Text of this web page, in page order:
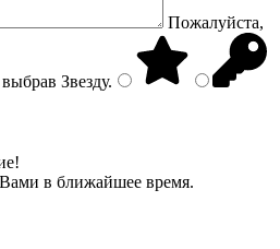
Пожалуйста,
Звезду.
в ближайшее время.